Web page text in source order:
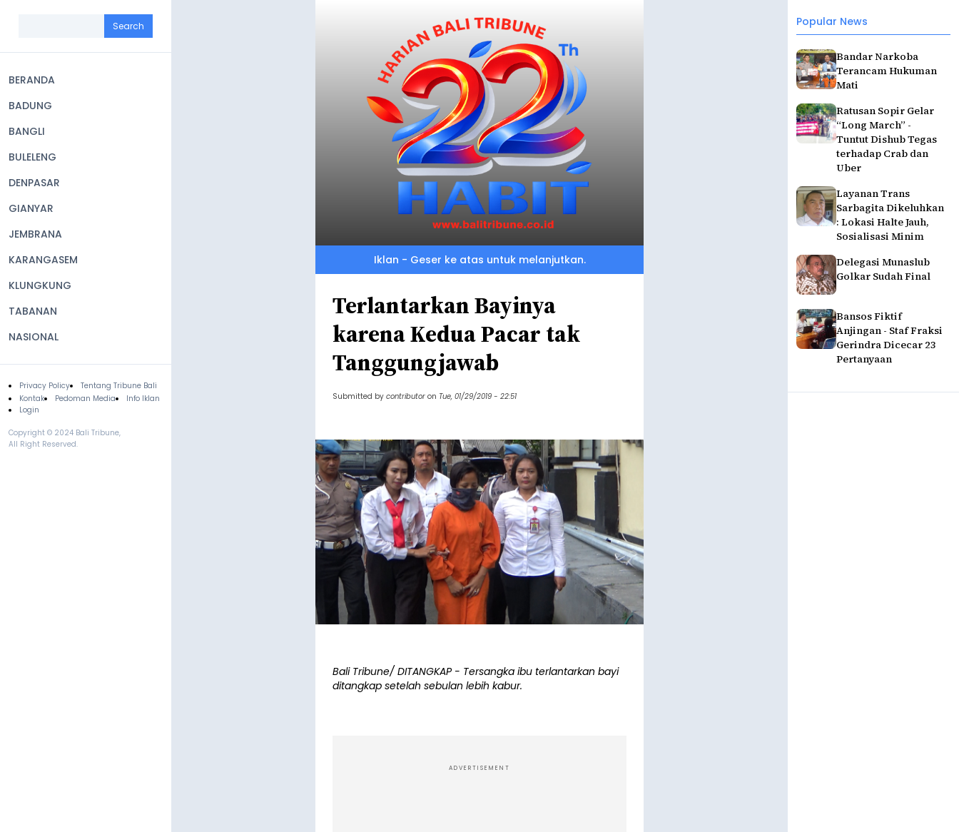
navigation
BERANDA
BADUNG
BANGLI
BULELENG
DENPASAR
GIANYAR
JEMBRANA
KARANGASEM
KLUNGKUNG
TABANAN
NASIONAL
Footer
Privacy Policy
Tentang Tribune Bali
Kontak
Pedoman Media
Info Iklan
Login
Copyright © 2024 Bali Tribune,
All Right Reserved.
Popular News
Bandar Narkoba
Terancam Hukuman
Mati
Ratusan Sopir Gelar
“Long March” -
Tuntut Dishub Tegas
terhadap Crab dan
Uber
Layanan Trans
Sarbagita Dikeluhkan
: Lokasi Halte Jauh,
Sosialisasi Minim
Delegasi Munaslub
Golkar Sudah Final
Bansos Fiktif
Anjingan - Staf Fraksi
Gerindra Dicecar 23
Pertanyaan
Iklan - Geser ke atas untuk melanjutkan.
Terlantarkan Bayinya
karena Kedua Pacar tak
Tanggungjawab
Submitted by contributor on Tue, 01/29/2019 - 22:51
Bali Tribune/ DITANGKAP - Tersangka ibu terlantarkan bayi
ditangkap setelah sebulan lebih kabur.
ADVERTISEMENT